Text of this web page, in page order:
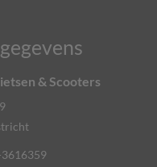
& Scooters